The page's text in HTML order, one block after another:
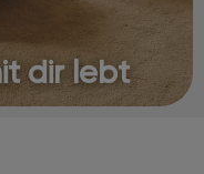
dir lebt